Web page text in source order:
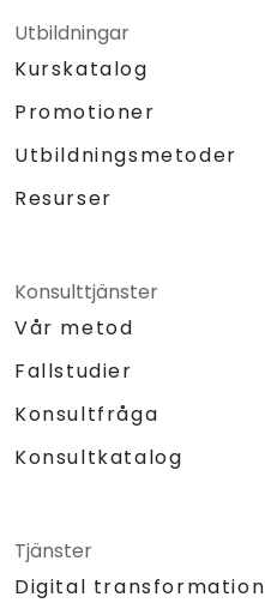
Utbildningar
Kurskatalog
Promotioner
Utbildningsmetoder
Resurser
Konsulttjänster
Vår metod
Fallstudier
Konsultfråga
Konsultkatalog
Tjänster
Digital transformation